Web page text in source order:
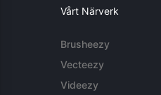
Vårt Närverk
Brusheezy
Vecteezy
Videezy